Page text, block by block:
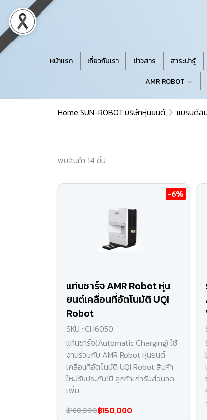
หน้าแรก เกี่ยวกับเรา ข่าวสาร สาระน่ารู้
AMR ROBOT
Home SUN-ROBOT บริษัทหุ่นยนต์ แบรนด์สิ
พบสินค้า 14 ชิ้น
-6%
แท่นชาร์จ AMR Robot หุ่น
ยนต์เคลื่อนที่อัตโนมัติ UQI
Robot
SKU : CH6050
แท่นชาร์จ(Automatic Charging) ใช้
งานร่วมกับ AMR Robot หุ่นยนต์
เคลื่อนที่อัตโนมัติ UQI Robot สินค้า
ใหม่รับประกัน1ปี ลูกค้าเก่ารับส่วนลด
เพิ่ม
฿160,000฿150,000